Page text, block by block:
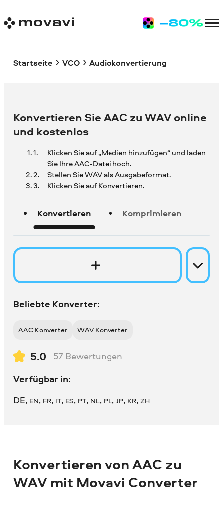
Startseite VCO Audiokonvertierung
Konvertieren Sie AAC zu WAV online
und kostenlos
Klicken Sie auf „Medien hinzufügen“ und laden
Sie IhreAAC-Datei hoch.
Stellen Sie WAV als Ausgabeformat.
Klicken Sie auf Konvertieren.
Konvertieren Komprimieren
Beliebte Konverter:
AAC Konverter WAV Konverter
5.0 57 Bewertungen
Verfügbar in:
DE, EN, FR, IT, ES, PT, NL, PL,JP, KR,ZH
Konvertieren von AAC zu
WAV mit Movavi Converter